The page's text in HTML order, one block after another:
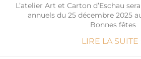
L’atelier Art et Carton d’Eschau
annuels du 25 décembre 2025
Bonnes fêtes
LIRE LA SUITE